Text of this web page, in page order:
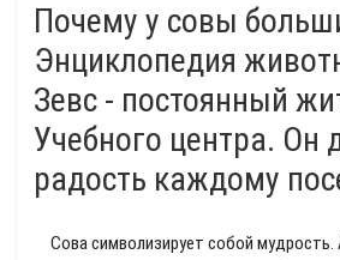
Почему у совы
Энциклопедия
Зевс - постоянный
Учебного центра. Он
радость каждому
Сова символизирует собой мудрость.